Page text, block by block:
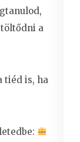
a
tiéd is, ha